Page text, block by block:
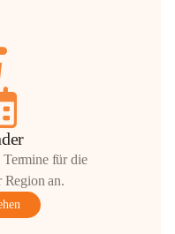
Termine für die
an.